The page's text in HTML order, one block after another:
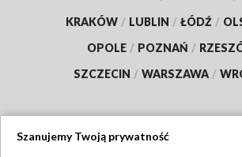
KRAKÓW / LUBLIN / ŁÓDŹ /
OPOLE / POZNAŃ /
SZCZECIN / WARSZAWA /
Szanujemy Twoją prywatność